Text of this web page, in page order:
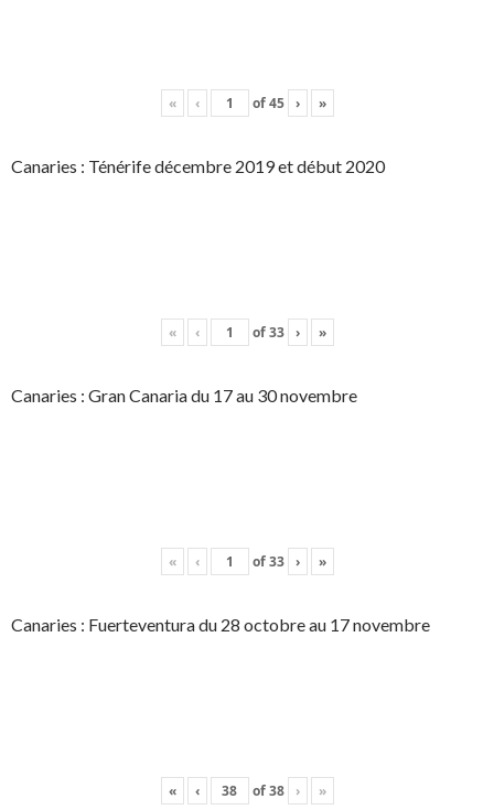
« ‹ of45 › »
Canaries : Ténérife décembre 2019 et début 2020
« ‹ of33 › »
Canaries : Gran Canaria du 17 au 30 novembre
« ‹ of33 › »
Canaries : Fuerteventura du 28 octobre au 17 novembre
« ‹ of38 › »